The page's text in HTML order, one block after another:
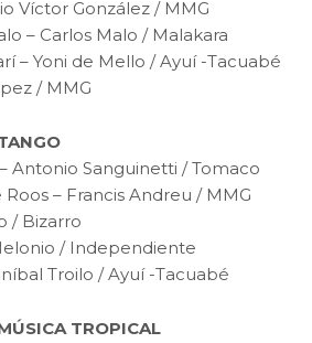
Víctor González / MMG
– Carlos Malo / Malakara
– Yoni de Mello / Ayuí -Tacuabé
/ MMG
Antonio Sanguinetti / Tomaco
– Francis Andreu / MMG
/ Bizarro
/ Independiente
Troilo / Ayuí -Tacuabé
TROPICAL